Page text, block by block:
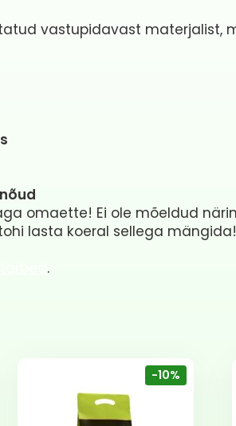
vastupidavast
omaette! Ei ole mõeldud
lasta koeral sellega mängida!
.
-10%